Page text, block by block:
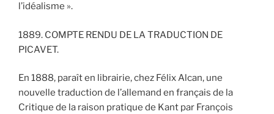
l’idéalisme ».
1889. COMPTE RENDU DE LA TRADUCTION DE
PICAVET.
En 1888, paraît en librairie, chez Félix Alcan, une
nouvelle traduction de l’allemand en français de la
Critique de la raison pratique de Kant par François